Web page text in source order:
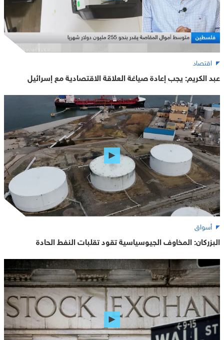
اقتصاد
عبد الكريم: يجب إعادة صياغة العلاقة الاقتصادية مع إسرائيل
أسواق
البزركان: المخاوف الجيوسياسية تقود تقلبات النفط الحادة